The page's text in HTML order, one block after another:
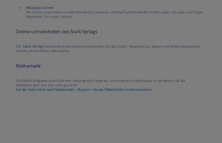
ARDalpha Lernen
Die Fächer sind jeweils in unterschiedliche Lektionen unterteilt und es werden Erklärungen, Übungen und Tipps
Angeboten. Ein super Service!
Online-Lerneinheiten des Stark Verlags
DerStark Verlag bietet kostenlose Online-Lerneinheiten für den Quali / Allgemein an.Bayern und Mittel-/Hauptschule
wählen um alle Fächer darzustellen.
Mathematik:
Die Mathe-Aufgaben sind nicht sehr umfangreich. Nutzt sie, um einzelne Inhalte besser zu verstehen, da die
Hilfestellungen zum Teil recht gut sind.
Auf der Stark Seite nach Mathematik / Bayern / Haupt-/Mittelschule sortieren/suchen.